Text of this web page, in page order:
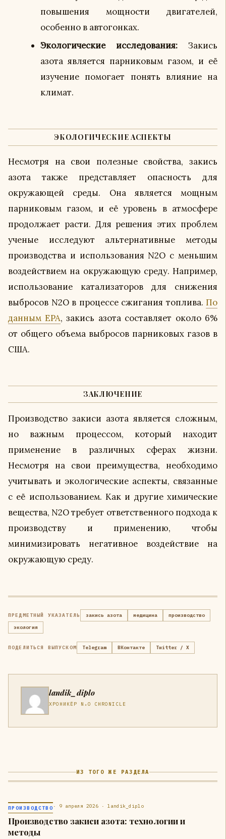
повышения мощности двигателей,
особенно в автогонках.
Экологические исследования: Закись
азота является парниковым газом, и её
изучение помогает понять влияние на
климат.
ЭКОЛОГИЧЕСКИЕ АСПЕКТЫ
Несмотря на свои полезные свойства, закись
азота также представляет опасность для
окружающей среды. Она является мощным
парниковым газом, и её уровень в атмосфере
продолжает расти. Для решения этих проблем
ученые исследуют альтернативные методы
производства и использования N2O с меньшим
воздействием на окружающую среду. Например,
использование катализаторов для снижения
выбросов N2O в процессе сжигания топлива. По
данным EPA, закись азота составляет около 6%
от общего объема выбросов парниковых газов в
США.
ЗАКЛЮЧЕНИЕ
Производство закиси азота является сложным,
но важным процессом, который находит
применение в различных сферах жизни.
Несмотря на свои преимущества, необходимо
учитывать и экологические аспекты, связанные
с её использованием. Как и другие химические
вещества, N2O требует ответственного подхода к
производству и применению, чтобы
минимизировать негативное воздействие на
окружающую среду.
ПРЕДМЕТНЫЙ УКАЗАТЕЛЬ закись азота медицина
производство
экология
ПОДЕЛИТЬСЯ ВЫПУСКОМ Telegram ВКонтакте Twitter / X
landik_diplo
ХРОНИКЁР N₂O CHRONICLE
ИЗ ТОГО ЖЕ РАЗДЕЛА
ПРОИЗВОДСТВО· 9 апреля 2026 · landik_diplo
Производство закиси азота: технологии и
методы